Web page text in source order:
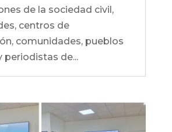
de la sociedad civil,
centros de
comunidades, pueblos
periodistas de...